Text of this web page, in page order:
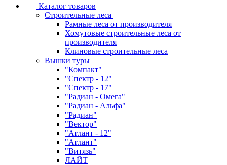
Каталог товаров
Строительные леса
Рамные леса от производителя
Хомутовые строительные леса от
производителя
Клиновые строительные леса
Вышки туры
"Компакт"
"Спектр - 12"
"Спектр - 17"
"Радиан - Омега"
"Радиан - Альфа"
"Радиан"
"Вектор"
"Атлант - 12"
"Атлант"
"Витязь"
ЛАЙТ